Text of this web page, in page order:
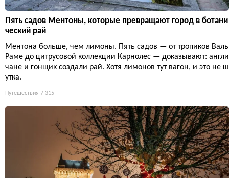
Пять садов Ментоны, которые превращают город в ботани
ческий рай
Ментона больше, чем лимоны. Пять садов — от тропиков Валь
Раме до цитрусовой коллекции Карнолес — доказывают: англи
чане и гонщик создали рай. Хотя лимонов тут вагон, и это не ш
утка.
Путешествия 7 315